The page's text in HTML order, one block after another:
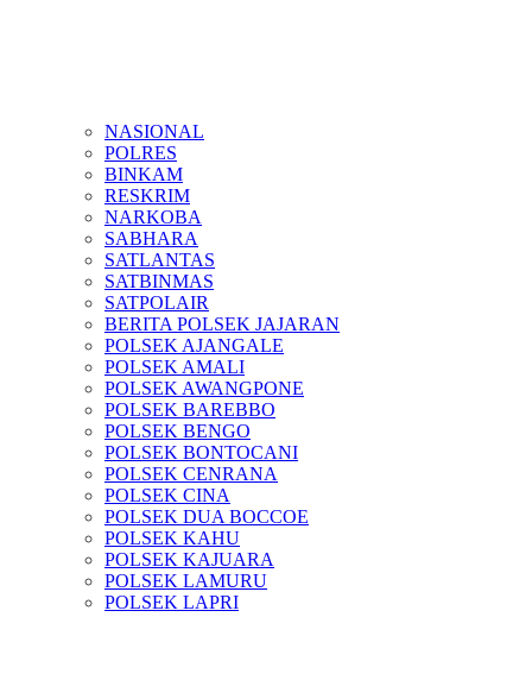
NASIONAL
POLRES
BINKAM
RESKRIM
NARKOBA
SABHARA
SATLANTAS
SATBINMAS
SATPOLAIR
BERITA POLSEK JAJARAN
POLSEK AJANGALE
POLSEK AMALI
POLSEK AWANGPONE
POLSEK BAREBBO
POLSEK BENGO
POLSEK BONTOCANI
POLSEK CENRANA
POLSEK CINA
POLSEK DUA BOCCOE
POLSEK KAHU
POLSEK KAJUARA
POLSEK LAMURU
POLSEK LAPRI